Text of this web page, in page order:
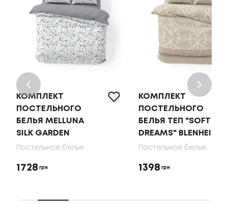
КОМПЛЕКТ
ПОСТЕЛЬНОГО
БЕЛЬЯ MELLUNA
SILK GARDEN
Постельное белье
1728 грн
КОМПЛЕКТ
ПОСТЕЛЬНОГО
БЕЛЬЯ ТЕП "SOFT
DREAMS" BLENHEIM
Постельное белье
1398 грн